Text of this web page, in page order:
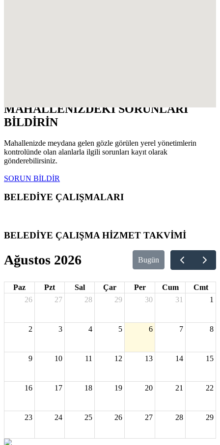
MAHALLENİZDEKİ SORUNLARI
BİLDİRİN
Mahallenizde meydana gelen gözle görülen yerel yönetimlerin
kontrolünde olan alanlarla ilgili sorunları kayıt olarak
gönderebilirsiniz.
SORUN BİLDİR
BELEDİYE ÇALIŞMALARI
BELEDİYE ÇALIŞMA HİZMET TAKVİMİ
Ağustos 2026 Bugün
Paz Pzt Sal Çar Per Cum
Cmt
26
27 28 29 30 31 1
2 3 4 5 6 7 8
9 10 11 12 13 14 15
16 17 18 19 20 21 22
23 24 25 26 27 28 29